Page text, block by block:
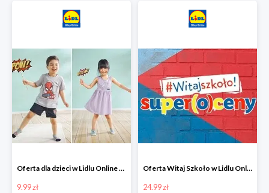
Oferta dla dzieci w Lidlu Online od 9,99 zł
9.99 zł
Oferta Witaj Szkoło w Lidlu Online od 24,99 zł
24.99 zł